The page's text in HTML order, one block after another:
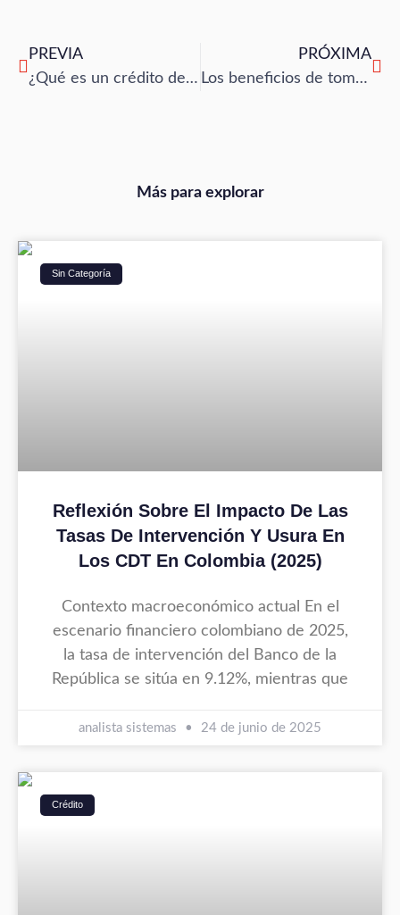
PREVIA
¿Qué es un crédito de libranza?
PRÓXIMA
Los beneficios de tomar un crédito de libranza
Más para explorar
Sin Categoría
Reflexión Sobre El Impacto De Las
Tasas De Intervención Y Usura En
Los CDT En Colombia (2025)
Contexto macroeconómico actual En el
escenario financiero colombiano de 2025,
la tasa de intervención del Banco de la
República se sitúa en 9.12%, mientras que
analista sistemas 24 de junio de 2025
Crédito